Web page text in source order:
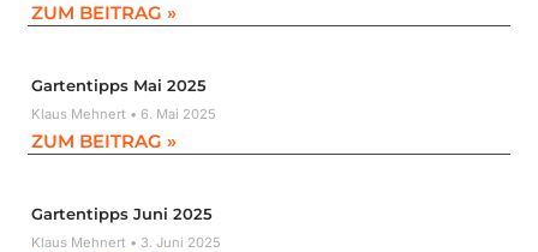
ZUM BEITRAG »
Gartentipps Mai 2025
Klaus Mehnert 6. Mai 2025
ZUM BEITRAG »
Gartentipps Juni 2025
Klaus Mehnert 3. Juni 2025